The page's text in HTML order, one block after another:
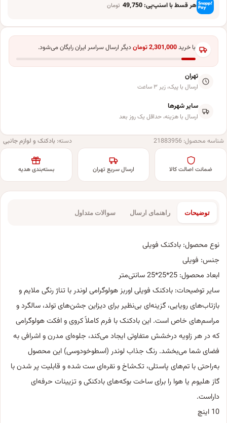
هر قسط با اسنپ‌پی:49,750 تومان
با خرید2,301,000توماندیگر ارسال سراسر ایران رایگان می‌شود.
تهران
ارسال با پیک، زیر ۳ ساعت
سایر شهرها
ارسال با هزینه، حداقل یک روز بعد
شناسه محصول: 21883956 دسته: بادکنک و لوازم جانبی
ضمانت اصالت کالا ارسال سریع تهران بسته‌بندی هدیه
توضیحات راهنمای ارسال سوالات متداول
نوع محصول: بادکنک فویلی
جنس: فویلی
ابعاد محصول: 25*25*25 سانتی‌متر
سایر توضیحات: بادکنک فویلی اوربز هولوگرامی لوندر با تناژ رنگی ملایم و
بازتاب‌های رویایی، گزینه‌ای بی‌نظیر برای دیزاین جشن‌های تولد، سالگرد و
مراسم‌های خاص است. این بادکنک با فرم کاملاً کروی و افکت هولوگرامی
که در هر زاویه درخشش متفاوتی ایجاد می‌کند، جلوه‌ای مدرن و اشرافی به
فضای شما می‌بخشد. رنگ جذاب لوندر (اسطوخودوسی) این محصول
به‌راحتی با تم‌های پاستلی، تک‌شاخ و نقره‌ای ست شده و قابلیت پر شدن با
گاز هلیوم یا هوا را برای ساخت بوکه‌های بادکنکی و تزیینات حرفه‌ای
داراست.
10 اینچ